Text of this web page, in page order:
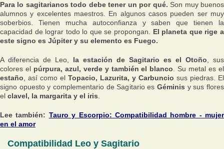
Para lo sagitarianos todo debe tener un por qué. Son muy buenos
alumnos y excelentes maestros. En algunos casos pueden ser muy
soberbios. Tienen mucha autoconfianza y saben que tienen la
capacidad de lograr todo lo que se propongan. El planeta que rige a
este signo es Júpiter y su elemento es Fuego.
A diferencia de Leo, la estación de Sagitario es el Otoño , sus
colores el púrpura, azul, verde y también el blanco . Su metal es el
estaño , así como el Topacio, Lazurita, y Carbuncio sus piedras. El
signo opuesto y complementario de Sagitario es Géminis y sus flores
el clavel, la margarita y el iris
Lee también: Tauro y Escorpio: Compatibilidad hombre - mujer
en el amor
Compatibilidad Leo y Sagitario